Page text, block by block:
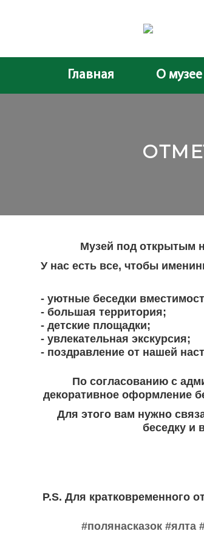
Главная О музее
Музей под открытым
У нас есть все, чтобы
- уютные беседки
- большая территория;
- детские площадки;
- увлекательная экскурсия;
- ️поздравление от нашей
По согласованию с
декоративное оформление
Для этого вам нужно
беседку и
P.S. Для кратковременного
#полянасказок #ялта